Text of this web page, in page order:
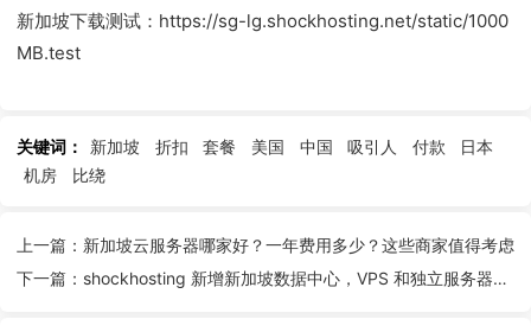
新加坡下载测试：https://sg-lg.shockhosting.net/static/1000
MB.test
关键词： 新加坡 折扣 套餐 美国 中国 吸引人 付款
日本
机房
比绕
上一篇：新加坡云服务器哪家好？一年费用多少？这些商家值得考虑
下一篇：shockhosting 新增新加坡数据中心，VPS 和独立服务器业务优惠活动，性价比高